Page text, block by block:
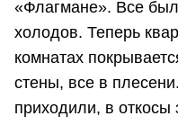
«Флагмане». Все
холодов. Теперь
комнатах
стены, все в
приходили, в